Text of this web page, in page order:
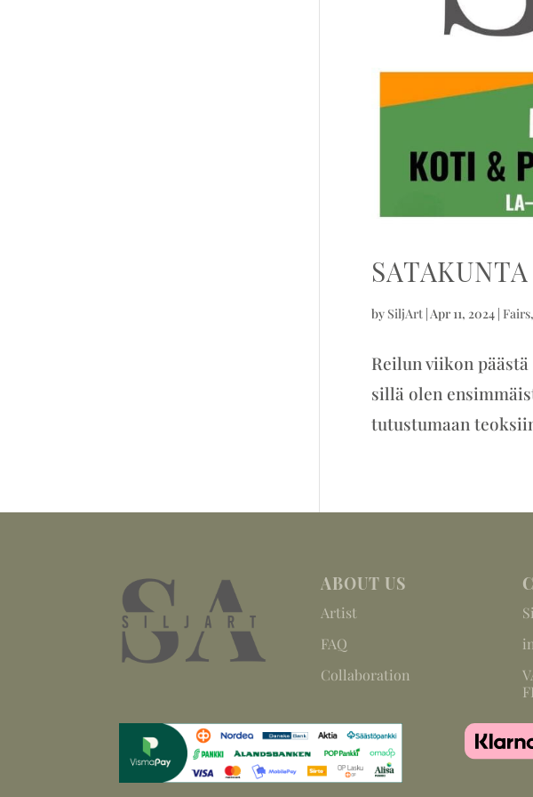
by SiljArt| Apr 11, 2024| Fairs,
Reilun viikon
sillä olen
tutustumaan
ABOUT US
Artist
FAQ
Collaboration